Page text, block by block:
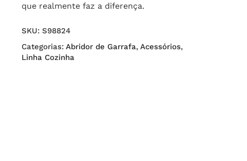
que realmente faz a diferença.
SKU: S98824
Categorias: Abridor de Garrafa, Acessórios,
Linha Cozinha